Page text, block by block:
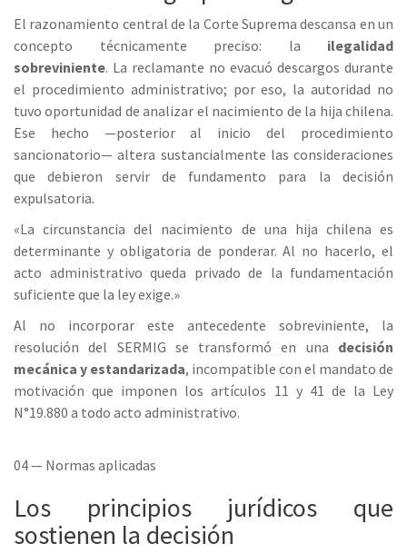
El razonamiento central de la Corte Suprema descansa en un
concepto técnicamente preciso: la ilegalidad
sobreviniente. La reclamante no evacuó descargos durante
el procedimiento administrativo; por eso, la autoridad no
tuvo oportunidad de analizar el nacimiento de la hija chilena.
Ese hecho —posterior al inicio del procedimiento
sancionatorio— altera sustancialmente las consideraciones
que debieron servir de fundamento para la decisión
expulsatoria.
«La circunstancia del nacimiento de una hija chilena es
determinante y obligatoria de ponderar. Al no hacerlo, el
acto administrativo queda privado de la fundamentación
suficiente que la ley exige.»
Al no incorporar este antecedente sobreviniente, la
resolución del SERMIG se transformó en una decisión
mecánica y estandarizada, incompatible con el mandato de
motivación que imponen los artículos 11 y 41 de la Ley
N°19.880 a todo acto administrativo.
04 — Normas aplicadas
Los principios jurídicos que
sostienen la decisión